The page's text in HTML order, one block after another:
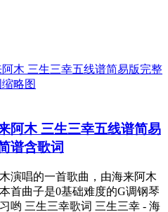
阿木 三生三幸五线谱简易
谱含歌词
演唱的一首歌曲，由海来阿木
首曲子是0基础难度的G调钢琴
哟 三生三幸歌词 三生三幸 - 海